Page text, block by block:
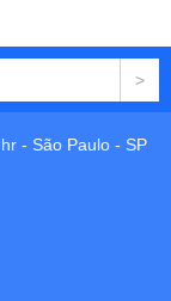
- São Paulo - SP